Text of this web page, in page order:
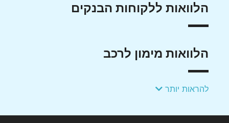
הלוואות ללקוחות הבנקים
הלוואות מימון לרכב
להראות יותר